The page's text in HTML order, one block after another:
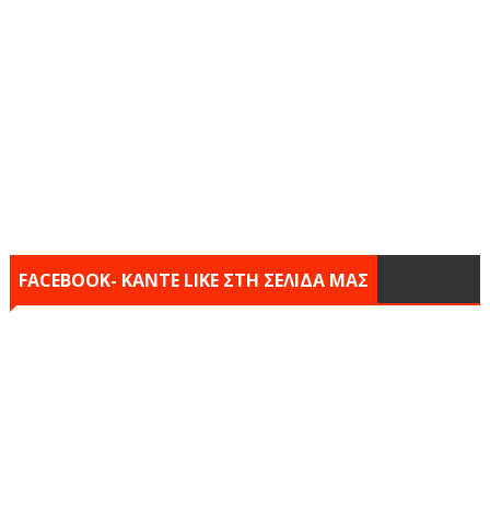
FACEBOOK- KANTE LIKE ΣΤΗ ΣΕΛΙΔΑ ΜΑΣ